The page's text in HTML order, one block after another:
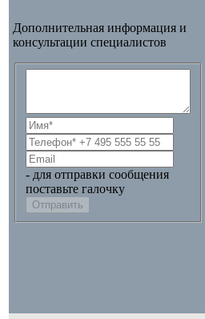
Дополнительная информация и
консультации специалистов
- для отправки сообщения
поставьте галочку
Отправить